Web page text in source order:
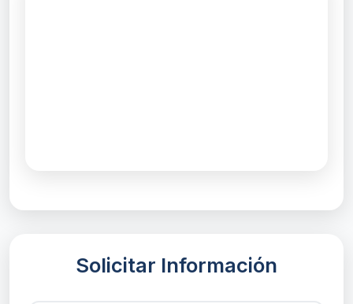
Solicitar Información